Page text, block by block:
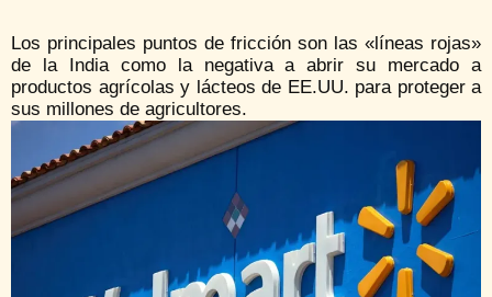
Los principales puntos de fricción son las «líneas rojas»
de la India como la negativa a abrir su mercado a
productos agrícolas y lácteos de EE.UU. para proteger a
sus millones de agricultores.